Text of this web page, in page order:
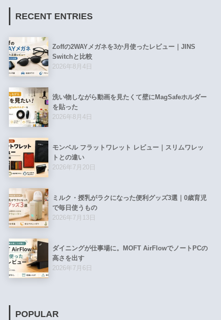
RECENT ENTRIES
Zoffの2WAYメガネを3か月使ったレビュー｜JINS
Switchと比較
2026年8月4日
洗い物しながら動画を見たくて壁にMagSafeホルダー
を貼った
2026年8月4日
モンベル フラットワレット レビュー｜スリムワレッ
トとの違い
2026年7月20日
ミルク・授乳がラクになった便利グッズ3選｜0歳育児
で毎日使うもの
2026年7月13日
ダイニングが仕事場に。MOFT AirFlowでノートPCの
高さを出す
2026年7月6日
POPULAR